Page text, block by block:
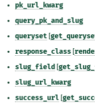
pk_url_kwarg
query_pk_and_slug
queryset [
response_class [
slug_field [
slug_url_kwarg
success_url [